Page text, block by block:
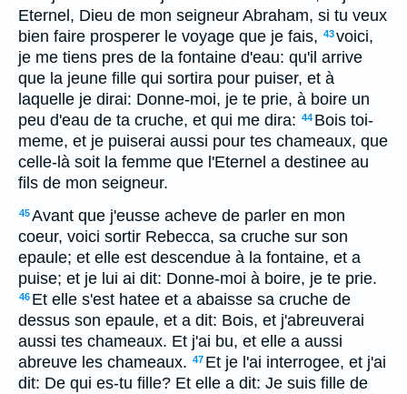
Eternel, Dieu de mon seigneur Abraham, si tu veux
bien faire prosperer le voyage que je fais, 43voici,
je me tiens pres de la fontaine d'eau: qu'il arrive
que la jeune fille qui sortira pour puiser, et à
laquelle je dirai: Donne-moi, je te prie, à boire un
peu d'eau de ta cruche, et qui me dira: 44 Bois toi-
meme, et je puiserai aussi pour tes chameaux, que
celle-là soit la femme que l'Eternel a destinee au
fils de mon seigneur.
45Avant que j'eusse acheve de parler en mon
coeur, voici sortir Rebecca, sa cruche sur son
epaule; et elle est descendue à la fontaine, et a
puise; et je lui ai dit: Donne-moi à boire, je te prie.
46 Et elle s'est hatee et a abaisse sa cruche de
dessus son epaule, et a dit: Bois, et j'abreuverai
aussi tes chameaux. Et j'ai bu, et elle a aussi
abreuve les chameaux. 47 Et je l'ai interrogee, et j'ai
dit: De qui es-tu fille? Et elle a dit: Je suis fille de